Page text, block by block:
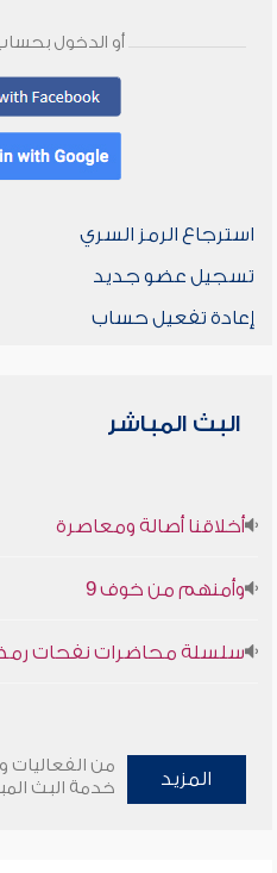
أو الدخول
استرجاع الرمز السري
تسجيل عضو جديد
إعادة تفعيل حساب
البث المباشر
أخلاقنا أصالة ومعاصرة
وأمنهم من خوف 9
سلسلة محاضرات نفحات رمضانية
المزيد
من الفعاليات
خدمة البث